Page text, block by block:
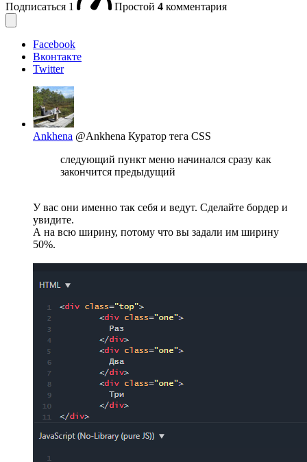
Подписаться 1 Простой 4 комментария
Facebook
Вконтакте
Twitter
Ankhena @Ankhena Куратор тега CSS
следующий пункт меню начинался сразу как
закончится предыдущий
У вас они именно так себя и ведут. Сделайте бордер и
увидите.
А на всю ширину, потому что вы задали им ширину
50%.